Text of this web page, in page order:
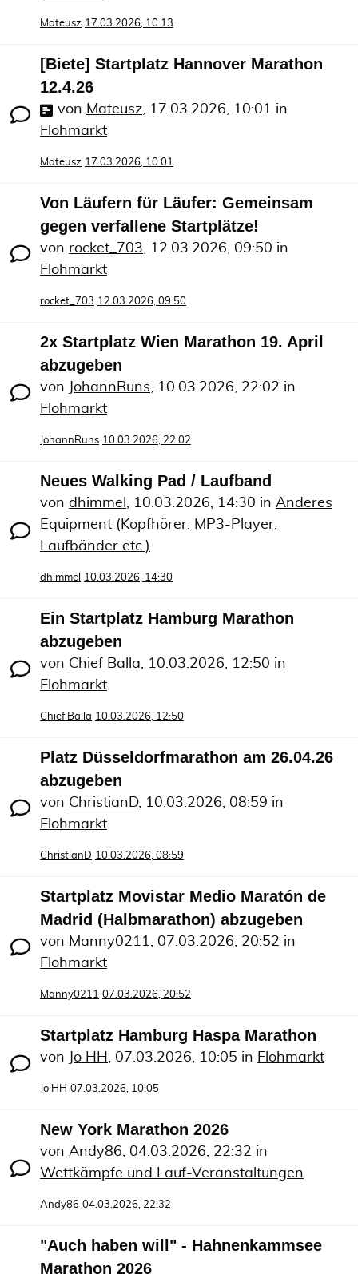
Mateusz 17.03.2026, 10:13
[Biete] Startplatz Hannover Marathon
12.4.26
von Mateusz, 17.03.2026, 10:01 in
Flohmarkt
Mateusz 17.03.2026, 10:01
Von Läufern für Läufer: Gemeinsam
gegen verfallene Startplätze!
von rocket_703, 12.03.2026, 09:50 in
Flohmarkt
rocket_703 12.03.2026, 09:50
2x Startplatz Wien Marathon 19. April
abzugeben
von JohannRuns, 10.03.2026, 22:02 in
Flohmarkt
JohannRuns 10.03.2026, 22:02
Neues Walking Pad / Laufband
von dhimmel , 10.03.2026, 14:30 in Anderes
Equipment (Kopfhörer, MP3-Player,
Laufbänder etc.)
dhimmel 10.03.2026, 14:30
Ein Startplatz Hamburg Marathon
abzugeben
von Chief Balla, 10.03.2026, 12:50 in
Flohmarkt
Chief Balla 10.03.2026, 12:50
Platz Düsseldorfmarathon am 26.04.26
abzugeben
von ChristianD, 10.03.2026, 08:59 in
Flohmarkt
ChristianD 10.03.2026, 08:59
Startplatz Movistar Medio Maratón de
Madrid (Halbmarathon) abzugeben
von Manny0211, 07.03.2026, 20:52 in
Flohmarkt
Manny0211 07.03.2026, 20:52
Startplatz Hamburg Haspa Marathon
von Jo HH , 07.03.2026, 10:05 in Flohmarkt
Jo HH 07.03.2026, 10:05
New York Marathon 2026
von Andy86, 04.03.2026, 22:32 in
Wettkämpfe und Lauf-Veranstaltungen
Andy86 04.03.2026, 22:32
"Auch haben will" - Hahnenkammsee
Marathon 2026